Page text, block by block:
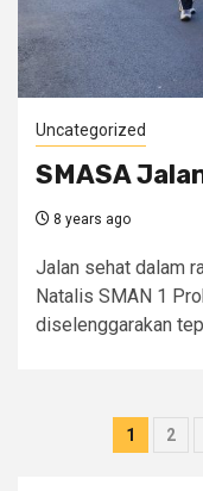
Uncategorized
SMASA
8 years ago
Jalan sehat dalam
Natalis SMAN 1
diselenggarakan
1 2